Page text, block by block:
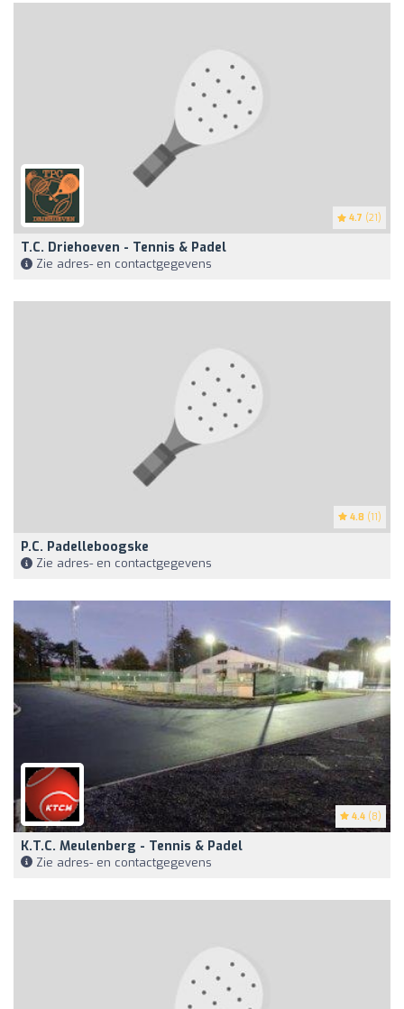
4.7 (21)
T.C. Driehoeven - Tennis & Padel
Zie adres- en contactgegevens
4.8 (11)
P.C. Padelleboogske
Zie adres- en contactgegevens
4.4 (8)
K.T.C. Meulenberg - Tennis & Padel
Zie adres- en contactgegevens